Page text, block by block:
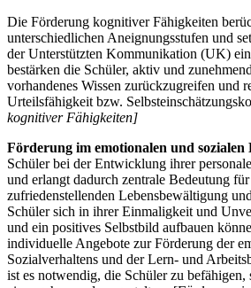
Die Förderung kognitiver Fähigkeiten
unterschiedlichen Aneignungsstufen und
der Unterstützten Kommunikation (UK)
bestärken die Schüler, aktiv und
vorhandenes Wissen zurückzugreifen und
Urteilsfähigkeit bzw.
kognitiver Fähigkeiten]
Förderung im emotionalen und sozialen
Schüler bei der Entwicklung ihrer
und erlangt dadurch zentrale Bedeutung
zufriedenstellenden Lebensbewältigung
Schüler sich in ihrer Einmaligkeit und
und ein positives Selbstbild aufbauen
individuelle Angebote zur Förderung der
Sozialverhaltens und der Lern- und
ist es notwendig, die Schüler zu befähigen,